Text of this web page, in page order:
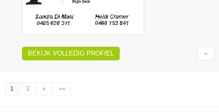
BEKIJK VOLLEDIG PROFIEL
1 2 » »»